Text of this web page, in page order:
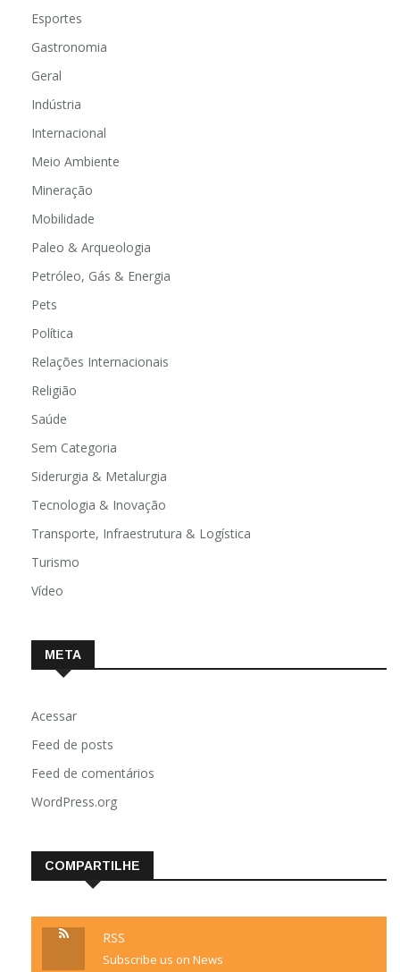
Esportes
Gastronomia
Geral
Indústria
Internacional
Meio Ambiente
Mineração
Mobilidade
Paleo & Arqueologia
Petróleo, Gás & Energia
Pets
Política
Relações Internacionais
Religião
Saúde
Sem Categoria
Siderurgia & Metalurgia
Tecnologia & Inovação
Transporte, Infraestrutura & Logística
Turismo
Vídeo
META
Acessar
Feed de posts
Feed de comentários
WordPress.org
COMPARTILHE
RSS
Subscribe us on News